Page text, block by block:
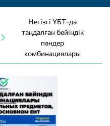
Негізгі ҰБТ-да
таңдалған бейіндік
пәндер
комбинациялары